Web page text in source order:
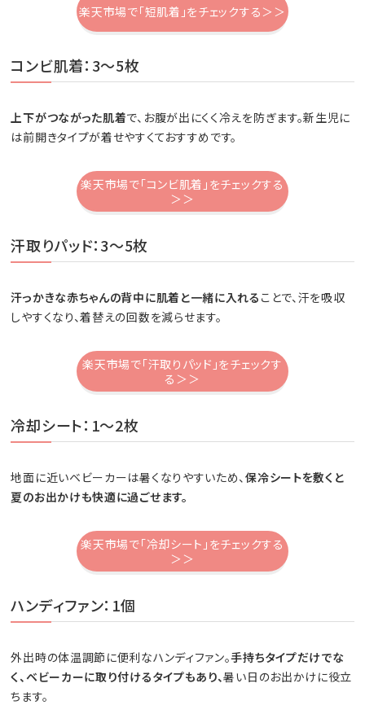
楽天市場で「短肌着」をチェックする＞＞
コンビ肌着：3～5枚
上下がつながった肌着で、お腹が出にくく冷えを防ぎます。新生児に
は前開きタイプが着せやすくておすすめです。
楽天市場で「コンビ肌着」をチェックする
＞＞
汗取りパッド：3～5枚
汗っかきな赤ちゃんの背中に肌着と一緒に入れる ことで、汗を吸収
しやすくなり、着替えの回数を減らせます。
楽天市場で「汗取りパッド」をチェックす
る＞＞
冷却シート：1～2枚
地面に近いベビーカーは暑くなりやすいため、保冷シートを敷くと
夏のお出かけも快適に過ごせます。
楽天市場で「冷却シート」をチェックする
＞＞
ハンディファン：1個
外出時の体温調節に便利なハンディファン。手持ちタイプだけでな
く、ベビーカーに取り付けるタイプもあり、暑い日のお出かけに役立
ちます。